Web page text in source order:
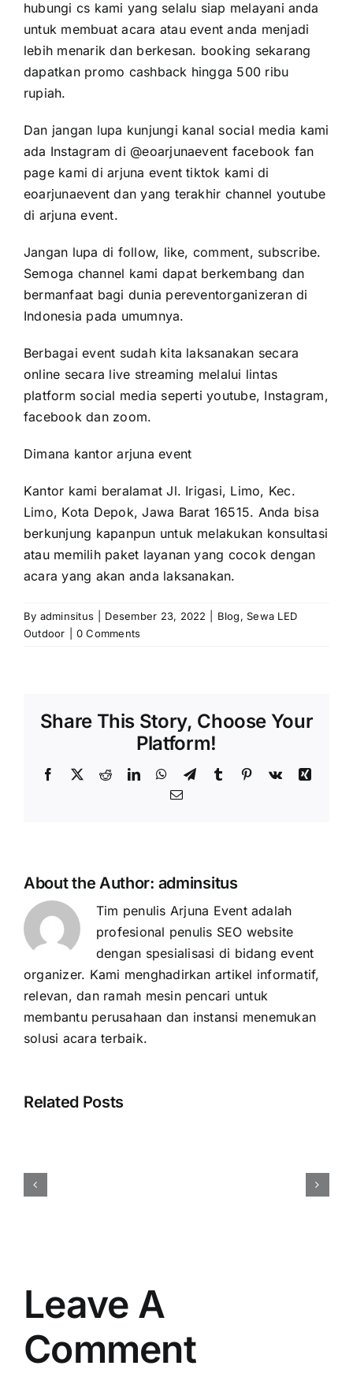
hubungi cs kami yang selalu siap melayani anda
untuk membuat acara atau event anda menjadi
lebih menarik dan berkesan. booking sekarang
dapatkan promo cashback hingga 500 ribu
rupiah.
Dan jangan lupa kunjungi kanal social media kami
ada Instagram di @eoarjunaevent facebook fan
page kami di arjuna event tiktok kami di
eoarjunaevent dan yang terakhir channel youtube
di arjuna event.
Jangan lupa di follow, like, comment, subscribe.
Semoga channel kami dapat berkembang dan
bermanfaat bagi dunia pereventorganizeran di
Indonesia pada umumnya.
Berbagai event sudah kita laksanakan secara
online secara live streaming melalui lintas
platform social media seperti youtube, Instagram,
facebook dan zoom.
Dimana kantor arjuna event
Kantor kami beralamat Jl. Irigasi, Limo, Kec.
Limo, Kota Depok, Jawa Barat 16515. Anda bisa
berkunjung kapanpun untuk melakukan konsultasi
atau memilih paket layanan yang cocok dengan
acara yang akan anda laksanakan.
By adminsitus Desember 23, 2022 Blog,Sewa LED
Outdoor
0 Comments
Share This Story, Choose Your
Platform!
Facebook
X RedditLinkedInWhatsApp
TelegramTumblr Pinterest
Vk
Xing
Email
About the Author: adminsitus
Tim penulis Arjuna Event adalah
profesional penulis SEO website
dengan spesialisasi di bidang event
organizer. Kami menghadirkan artikel informatif,
relevan, dan ramah mesin pencari untuk
membantu perusahaan dan instansi menemukan
solusi acara terbaik.
Related Posts
Leave A
Comment